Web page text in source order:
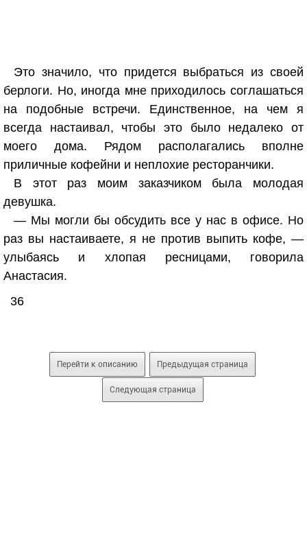
Это значило, что придется выбраться из своей
берлоги. Но, иногда мне приходилось соглашаться
на подобные встречи. Единственное, на чем я
всегда настаивал, чтобы это было недалеко от
моего дома. Рядом располагались вполне
приличные кофейни и неплохие ресторанчики.
В этот раз моим заказчиком была молодая
девушка.
— Мы могли бы обсудить все у нас в офисе. Но
раз вы настаиваете, я не против выпить кофе, —
улыбаясь и хлопая ресницами, говорила
Анастасия.
36
Перейти к описанию Предыдущая страница
Следующая страница